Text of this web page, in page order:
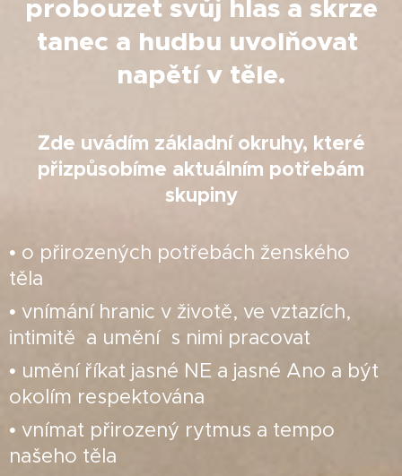
probouzet svůj hlas a skrze
tanec a hudbu uvolňovat
napětí v těle.
Zde uvádím základní okruhy, které
přizpůsobíme aktuálním potřebám
skupiny
• o přirozených potřebách ženského
těla
• vnímání hranic v životě, ve vztazích,
intimitě a umění s nimi pracovat
• umění říkat jasné NE a jasné Ano a být
okolím respektována
• vnímat přirozený rytmus a tempo
našeho těla